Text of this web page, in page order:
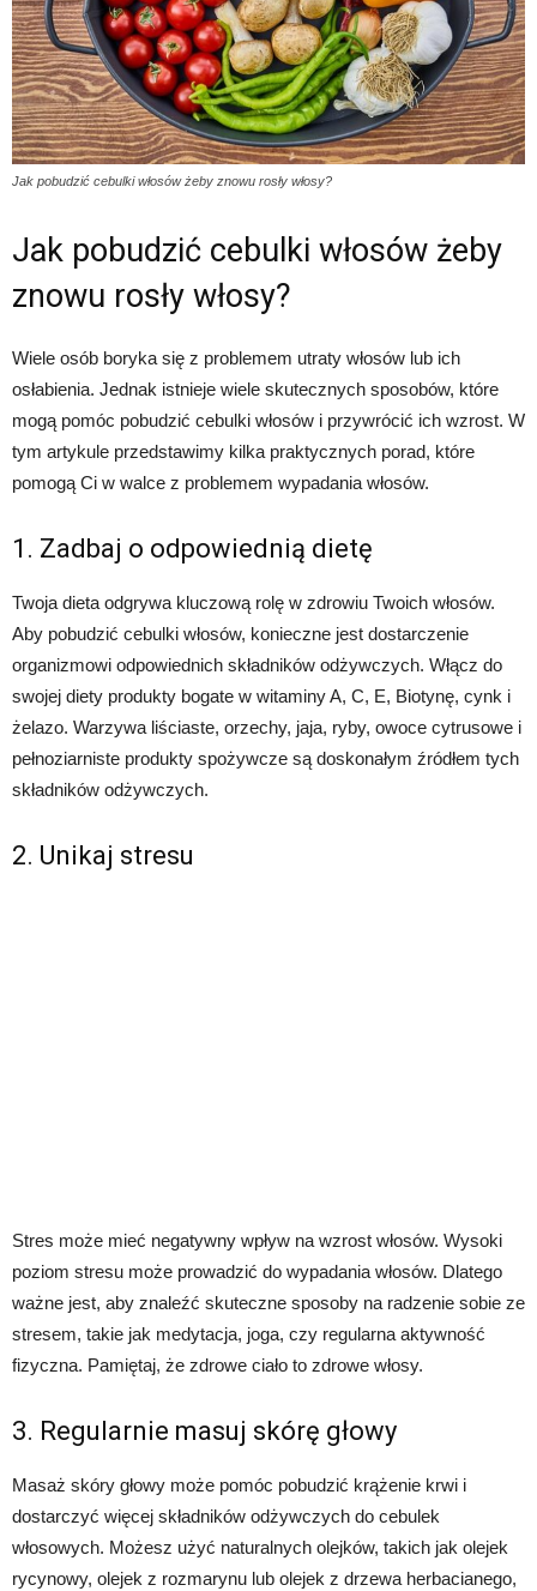
Jak pobudzić cebulki włosów żeby znowu rosły włosy?
Jak pobudzić cebulki włosów żeby
znowu rosły włosy?
Wiele osób boryka się z problemem utraty włosów lub ich
osłabienia. Jednak istnieje wiele skutecznych sposobów, które
mogą pomóc pobudzić cebulki włosów i przywrócić ich wzrost. W
tym artykule przedstawimy kilka praktycznych porad, które
pomogą Ci w walce z problemem wypadania włosów.
1. Zadbaj o odpowiednią dietę
Twoja dieta odgrywa kluczową rolę w zdrowiu Twoich włosów.
Aby pobudzić cebulki włosów, konieczne jest dostarczenie
organizmowi odpowiednich składników odżywczych. Włącz do
swojej diety produkty bogate w witaminy A, C, E, Biotynę, cynk i
żelazo. Warzywa liściaste, orzechy, jaja, ryby, owoce cytrusowe i
pełnoziarniste produkty spożywcze są doskonałym źródłem tych
składników odżywczych.
2. Unikaj stresu
Stres może mieć negatywny wpływ na wzrost włosów. Wysoki
poziom stresu może prowadzić do wypadania włosów. Dlatego
ważne jest, aby znaleźć skuteczne sposoby na radzenie sobie ze
stresem, takie jak medytacja, joga, czy regularna aktywność
fizyczna. Pamiętaj, że zdrowe ciało to zdrowe włosy.
3. Regularnie masuj skórę głowy
Masaż skóry głowy może pomóc pobudzić krążenie krwi i
dostarczyć więcej składników odżywczych do cebulek
włosowych. Możesz użyć naturalnych olejków, takich jak olejek
rycynowy, olejek z rozmarynu lub olejek z drzewa herbacianego,